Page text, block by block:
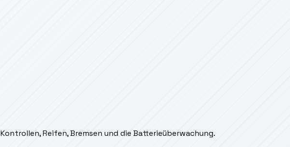
Reifen, Bremsen und die Batterieüberwachung.